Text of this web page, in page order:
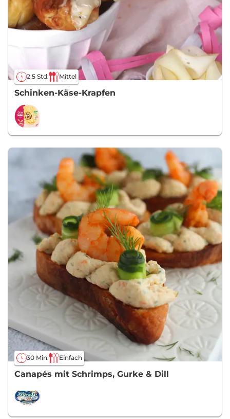
2,5 Std. Mittel
Schinken-Käse-Krapfen
30 Min. Einfach
Canapés mit Schrimps, Gurke & Dill